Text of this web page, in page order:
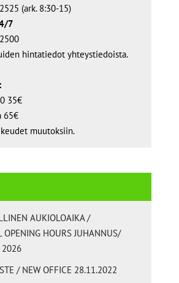
(ark. 8:30-15)
7
hintatiedot yhteystiedoista.
35€
65€
muutoksiin.
AUKIOLOAIKA /
OPENING HOURS JUHANNUS/
2026
/ NEW OFFICE 28.11.2022